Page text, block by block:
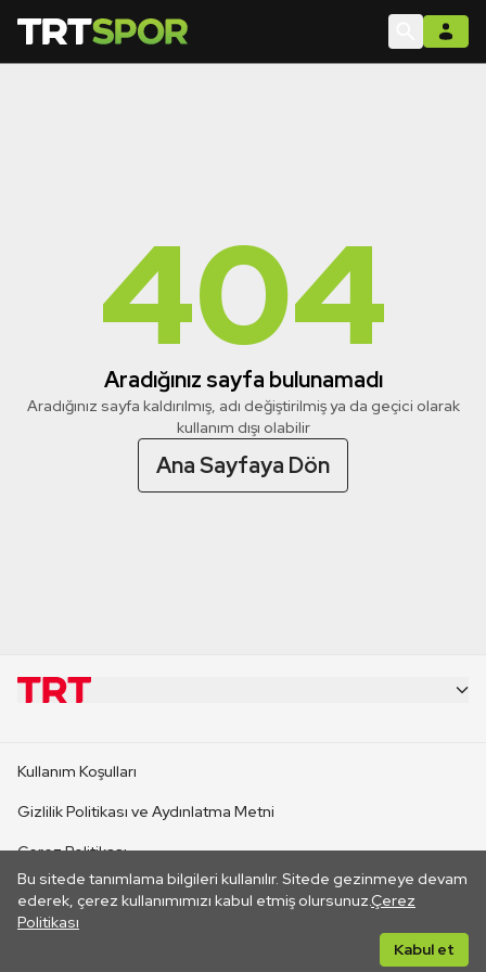
404
Aradığınız sayfa bulunamadı
Aradığınız sayfa kaldırılmış, adı değiştirilmiş ya da geçici olarak
kullanım dışı olabilir
Ana Sayfaya Dön
Bu sitede tanımlama bilgileri kullanılır. Sitede gezinmeye devam
ederek, çerez kullanımımızı kabul etmiş olursunuz.Çerez
Politikası
Kabul et
CANLI YAYINLAR
Kullanım Koşulları
Gizlilik Politikası ve Aydınlatma Metni
Çerez Politikası
İletişim
Her hakkı saklıdır. ©2026 TRT. Bağlantı yoluyla gidilen dış